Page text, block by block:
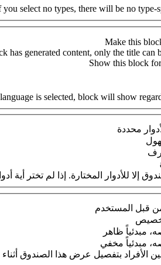
select no types, there will be no type-
has generated content, only the title can
is selected, block will show
محددة
إلا للأدوار المختارة. إذا لم تختر
قبل المستخدم
مبدئياً ظاهر
مبدئياً مخفي
الأفراد بتفصيل عرض هذا الصندوق